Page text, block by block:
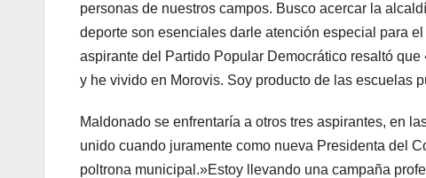
personas de nuestros campos. Busco acercar la
deporte son esenciales darle atención especial para
aspirante del Partido Popular Democrático resaltó
y he vivido en Morovis. Soy producto de las escuelas
Maldonado se enfrentaría a otros tres aspirantes, en
unido cuando juramente como nueva Presidenta del
poltrona municipal.»Estoy llevando una campaña